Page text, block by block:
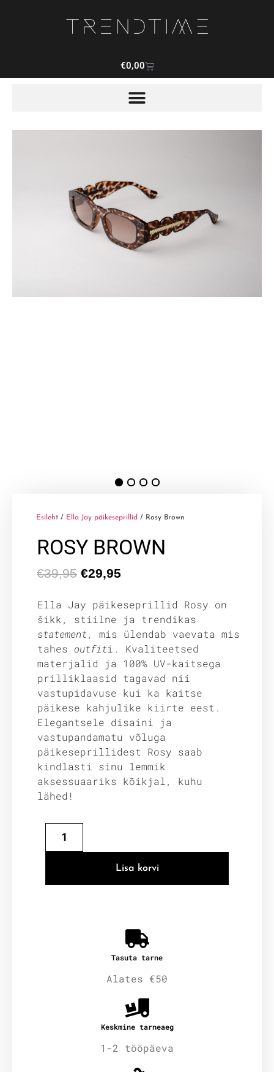
€0,00
Esileht / Ella Jay päikeseprillid / Rosy Brown
ROSY BROWN
€39,95 €29,95
Ella Jay päikeseprillid Rosy on
šikk, stiilne ja trendikas
statement, mis ülendab vaevata mis
tahes outfiti. Kvaliteetsed
materjalid ja 100% UV-kaitsega
prilliklaasid tagavad nii
vastupidavuse kui ka kaitse
päikese kahjulike kiirte eest.
Elegantsele disaini ja
vastupandamatu võluga
päikeseprillidest Rosy saab
kindlasti sinu lemmik
aksessuaariks kõikjal, kuhu
lähed!
Lisa korvi
Tasuta tarne
Alates €50
Keskmine tarneaeg
1-2 tööpäeva